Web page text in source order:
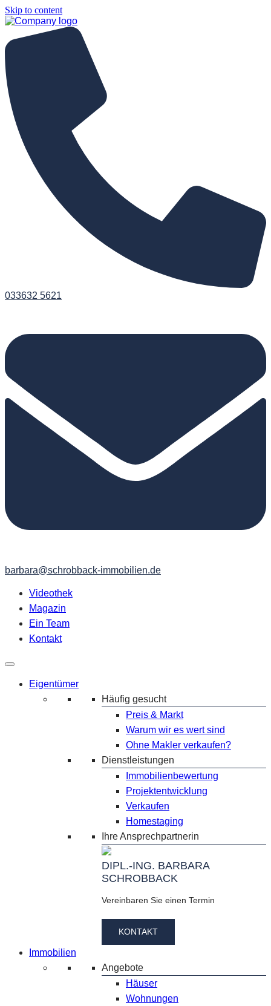
Skip to content
033632 5621
barbara@schrobback-immobilien.de
Videothek
Magazin
Ein Team
Kontakt
Eigentümer
Häufig gesucht
Preis & Markt
Warum wir es wert sind
Ohne Makler verkaufen?
Dienstleistungen
Immobilienbewertung
Projektentwicklung
Verkaufen
Homestaging
Ihre Ansprechpartnerin
DIPL.-ING. BARBARA
SCHROBBACK
Vereinbaren Sie einen Termin
KONTAKT
Immobilien
Angebote
Häuser
Wohnungen